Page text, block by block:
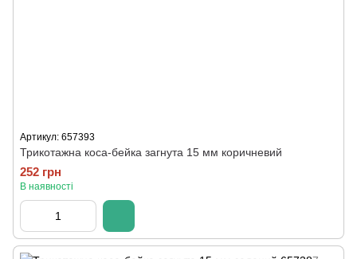
Артикул: 657393
Трикотажна коса-бейка загнута 15 мм коричневий
252 грн
В наявності